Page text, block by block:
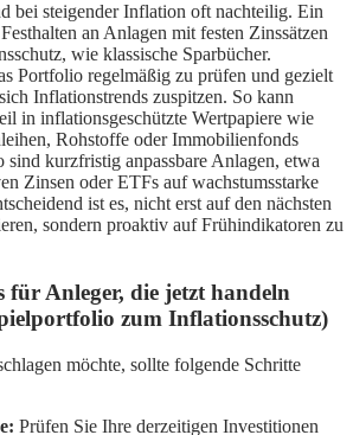
bei steigender Inflation oft nachteilig. Ein
an Anlagen mit festen Zinssätzen
wie klassische Sparbücher.
Portfolio regelmäßig zu prüfen und gezielt
Inflationstrends zuspitzen. So kann
in inflationsgeschützte Wertpapiere wie
Rohstoffe oder Immobilienfonds
sind kurzfristig anpassbare Anlagen, etwa
Zinsen oder ETFs auf wachstumsstarke
ist es, nicht erst auf den nächsten
sondern proaktiv auf Frühindikatoren zu
für Anleger, die jetzt handeln
zum Inflationsschutz)
möchte, sollte folgende Schritte
Prüfen Sie Ihre derzeitigen Investitionen